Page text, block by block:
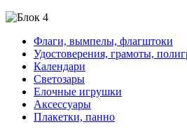
Флаги, вымпелы, флагштоки
Удостоверения, грамоты,
Календари
Светозары
Елочные игрушки
Аксессуары
Плакетки, панно